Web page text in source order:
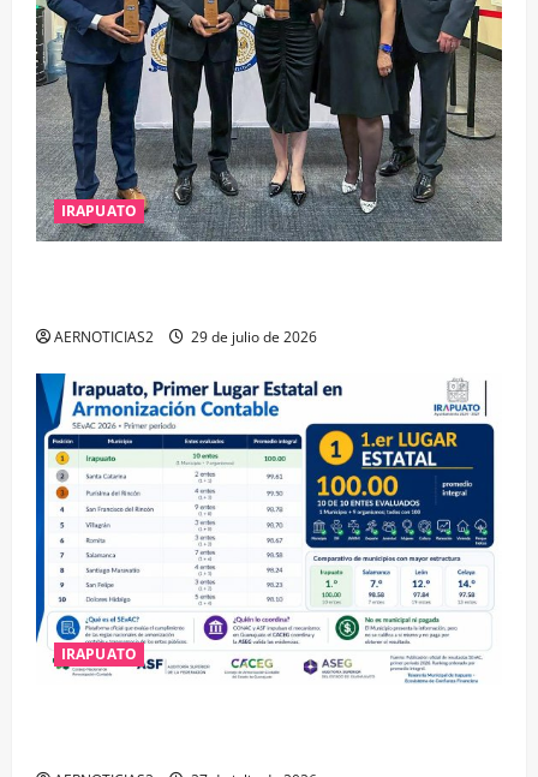
IRAPUATO
AERNOTICIAS2 29 de julio de 2026
IRAPUATO